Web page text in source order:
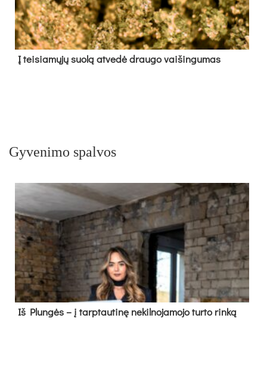
Į tei­sia­mų­jų suo­lą at­ve­dė drau­go vai­šin­gu­mas
Gyvenimo spalvos
Iš Plungės – į tarptautinę nekilnojamojo turto rinką